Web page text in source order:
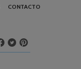
CONTACTO